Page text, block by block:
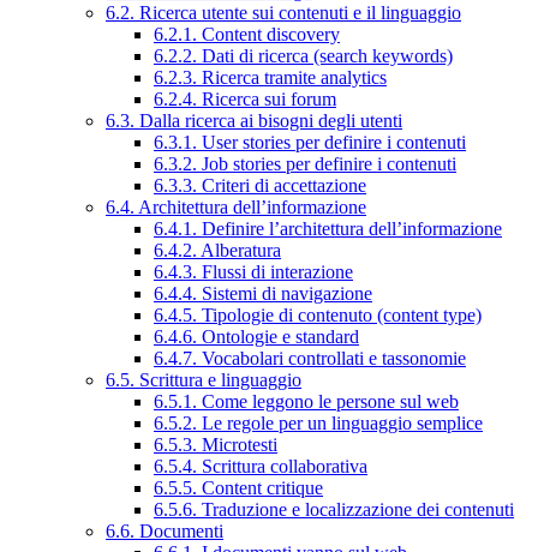
6.2. Ricerca utente sui contenuti e il linguaggio
6.2.1. Content discovery
6.2.2. Dati di ricerca (search keywords)
6.2.3. Ricerca tramite analytics
6.2.4. Ricerca sui forum
6.3. Dalla ricerca ai bisogni degli utenti
6.3.1. User stories per definire i contenuti
6.3.2. Job stories per definire i contenuti
6.3.3. Criteri di accettazione
6.4. Architettura dell’informazione
6.4.1. Definire l’architettura dell’informazione
6.4.2. Alberatura
6.4.3. Flussi di interazione
6.4.4. Sistemi di navigazione
6.4.5. Tipologie di contenuto (content type)
6.4.6. Ontologie e standard
6.4.7. Vocabolari controllati e tassonomie
6.5. Scrittura e linguaggio
6.5.1. Come leggono le persone sul web
6.5.2. Le regole per un linguaggio semplice
6.5.3. Microtesti
6.5.4. Scrittura collaborativa
6.5.5. Content critique
6.5.6. Traduzione e localizzazione dei contenuti
6.6. Documenti